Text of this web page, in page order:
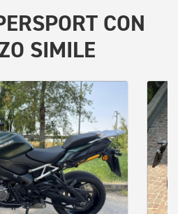
CON
SIMILE